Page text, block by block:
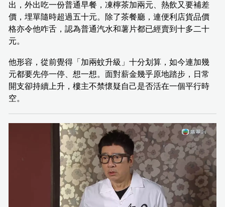
出，外出吃一份普通早餐，凍檸茶加兩元、熱飲又要補差
價，埋單隨時超過五十元。除了茶餐廳，連便利店貨品價
格亦令他咋舌，認為普通汽水和薯片都已經賣到十多二十
元。
他形容，從前覺得「加兩蚊升級」十分划算，如今連加幾
元都要先停一停、想一想。面對薪金幾乎原地踏步，日常
開支卻持續上升，樓主不禁懷疑自己是否活在一個平行時
空。